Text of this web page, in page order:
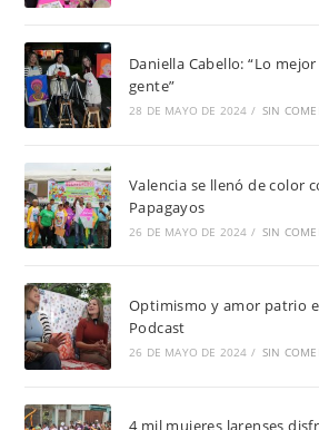
Daniella Cabello: “Lo
gente”
28 DE MAYO DE 2024 / SIN
Valencia se llenó de color
Papagayos
26 DE MAYO DE 2024 / SIN
Optimismo y amor patrio
Podcast
26 DE MAYO DE 2024 / SIN